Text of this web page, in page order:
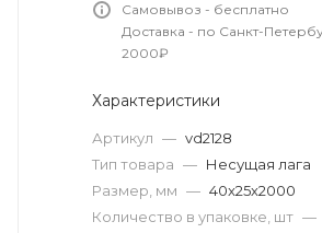
Самовывоз - бесплатно
Доставка - по Санкт-
2000₽
Характеристики
Артикул — vd2128
Тип товара — Несущая лага
Размер, мм — 40x25х2000
Количество в упаковке, шт —